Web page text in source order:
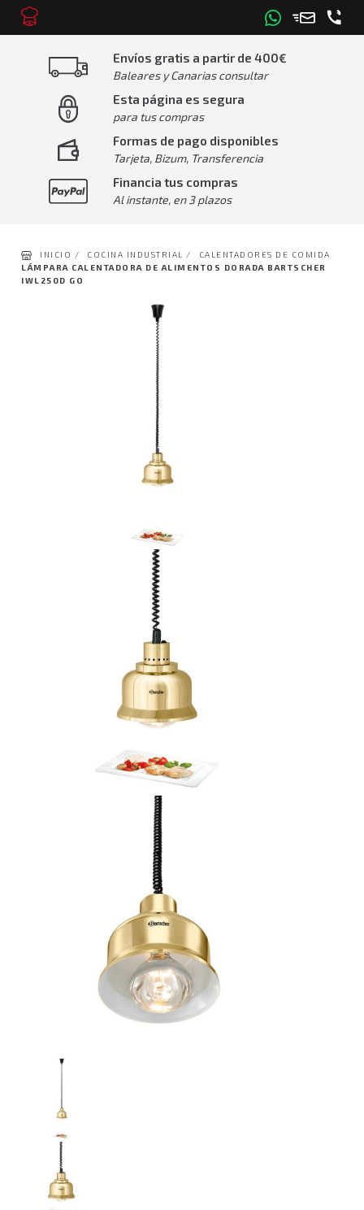
Envíos gratis a partir de 400€
Baleares y Canarias consultar
Esta página es segura
para tus compras
Formas de pago disponibles
Tarjeta, Bizum, Transferencia
Financia tus compras
Al instante, en 3 plazos
INICIO / COCINA INDUSTRIAL /
CALENTADORES DE COMIDA
LÁMPARA CALENTADORA DE ALIMENTOS DORADA BARTSCHER
IWL250D GO